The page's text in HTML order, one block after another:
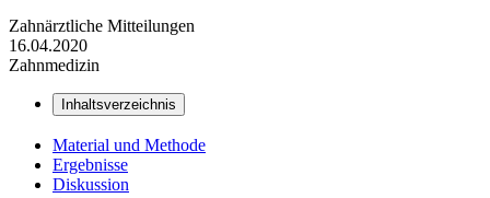
ausdrucken
Zahnärztliche Mitteilungen
16.04.2020
Zahnmedizin
Inhaltsverzeichnis
Material und Methode
Ergebnisse
Diskussion